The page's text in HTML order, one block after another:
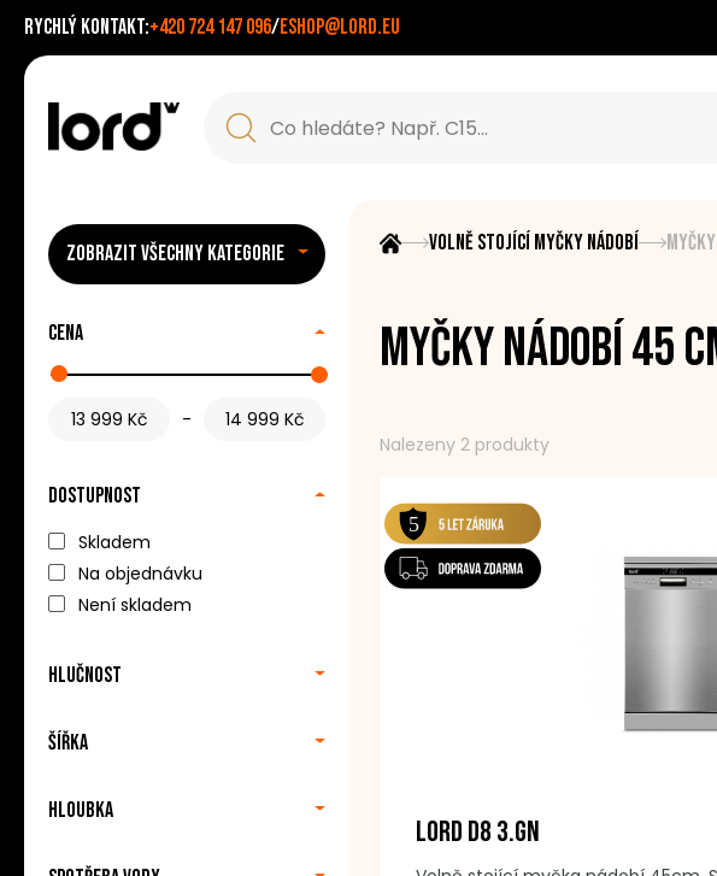
Rychlý kontakt:+420 724 147 096/eshop@lord.eu
ZOBRAZIT VŠECHNY KATEGORIE
Cena
-
Dostupnost
Skladem
Na objednávku
Není skladem
Hlučnost
Šířka
Hloubka
Volně stojící myčky nádobí
Myčky nádobí 45
Nalezeny 2 produkty
LORD D8 3.GN